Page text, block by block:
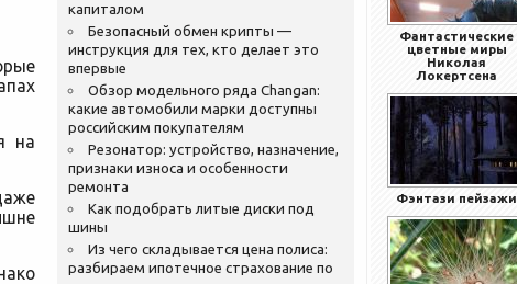
на
капиталом
Безопасный обмен крипты —
инструкция для тех, кто делает это
впервые
Обзор модельного ряда Changan:
какие автомобили марки доступны
российским покупателям
Резонатор: устройство, назначение,
признаки износа и особенности
ремонта
Как подобрать литые диски под
шины
Из чего складывается цена полиса:
разбираем ипотечное страхование по
Фантастические
цветные миры
Николая
Локертсена
Фэнтази пейзажи